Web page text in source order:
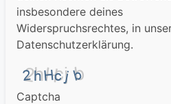
insbesondere deines
Widerspruchsrechtes, in
Datenschutzerklärung.
Captcha